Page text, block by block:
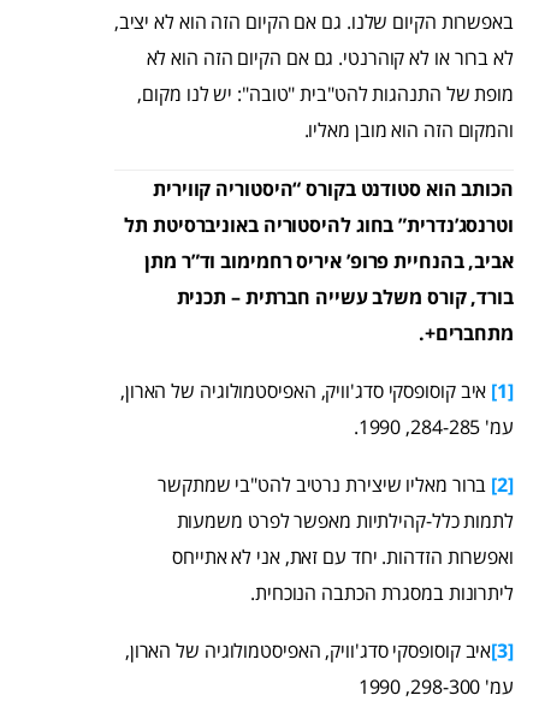
באפשרות הקיום שלנו. גם אם הקיום הזה הוא לא יציב,
לא ברור או לא קוהרנטי. גם אם הקיום הזה הוא לא
מופת של התנהגות להט"בית "טובה": יש לנו מקום,
והמקום הזה הוא מובן מאליו.
הכותב הוא סטודנט בקורס “היסטוריה קווירית
וטרנסג’נדרית” בחוג להיסטוריה באוניברסיטת תל
אביב, בהנחיית פרופ’ איריס רחמימוב וד”ר מתן
בורד, קורס משלב עשייה חברתית – תכנית
מתחברים+.
[1]
איב קוסופסקי סדג'וויק, האפיסטמולוגיה של הארון,
עמ' 284-285, 1990.
[2]
ברור מאליו שיצירת נרטיב להט"בי שמתקשר
לתמות כלל-קהילתיות מאפשר לפרט משמעות
ואפשרות הזדהות. יחד עם זאת, אני לא אתייחס
ליתרונות במסגרת הכתבה הנוכחית.
[3]
איב קוסופסקי סדג'וויק, האפיסטמולוגיה של הארון,
עמ' 298-300, 1990